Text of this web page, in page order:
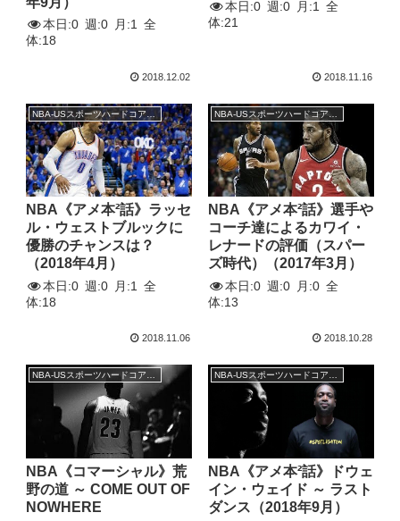
本日:0 週:0 月:1 全
体:18
2018.12.02
本日:0 週:0 月:1 全
体:21
2018.11.16
NBA《アメ本²話》ラッセ
ル・ウェストブルックに
優勝のチャンスは？
（2018年4月）
本日:0 週:0 月:1
全
体:18
2018.11.06
NBA-USスポーツハードコアトーク
NBA《アメ本²話》選手や
コーチ達によるカワイ・
レナードの評価（スパー
ズ時代）（2017年3月）
本日:0 週:0 月:0 全
体:13
2018.10.28
NBA-USスポーツハードコアトーク
NBA《コマーシャル》荒
野の道 ～ COME OUT OF
NOWHERE
NBA-USスポーツハードコアトーク
NBA《アメ本²話》ドウェ
イン・ウェイド ～ ラスト
ダンス（2018年9月）